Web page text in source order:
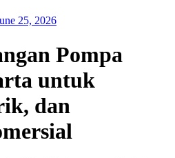
25, 2026
Pompa
untuk
dan